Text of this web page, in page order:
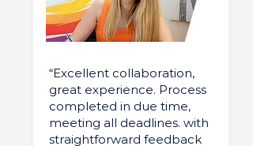
“Excellent collaboration,
great experience. Process
completed in due time,
meeting all deadlines. with
straightforward feedback